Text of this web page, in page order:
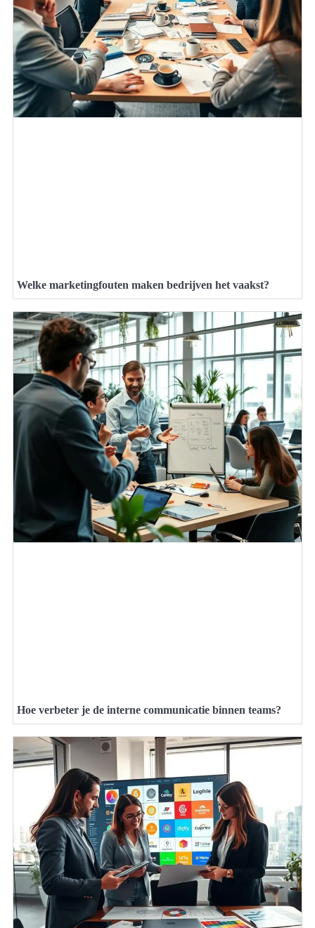
Welke marketingfouten maken bedrijven het vaakst?
Hoe verbeter je de interne communicatie binnen teams?